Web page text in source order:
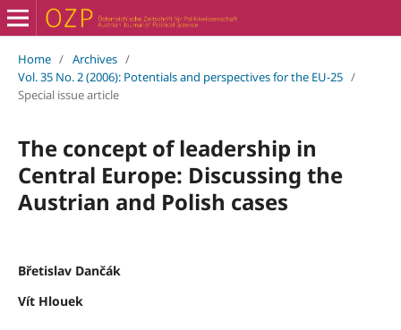
Home / Archives /
Vol. 35 No. 2 (2006): Potentials and perspectives for the EU-25 /
Special issue article
The concept of leadership in
Central Europe: Discussing the
Austrian and Polish cases
Břetislav Dančák
Vít Hlouek